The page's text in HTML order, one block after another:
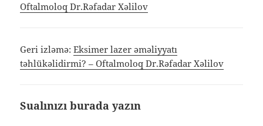
Oftalmoloq Dr.Rəfadar Xəlilov
Geri izləmə:Eksimer lazer əməliyyatı
təhlükəlidirmi? – Oftalmoloq Dr.Rəfadar Xəlilov
Sualınızı burada yazın